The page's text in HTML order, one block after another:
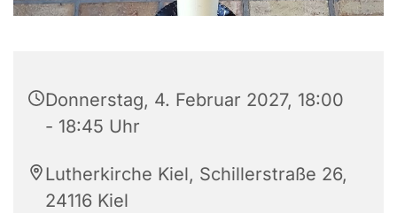
Donnerstag, 4. Februar 2027, 18:00
- 18:45 Uhr
Lutherkirche Kiel, Schillerstraße 26,
24116 Kiel